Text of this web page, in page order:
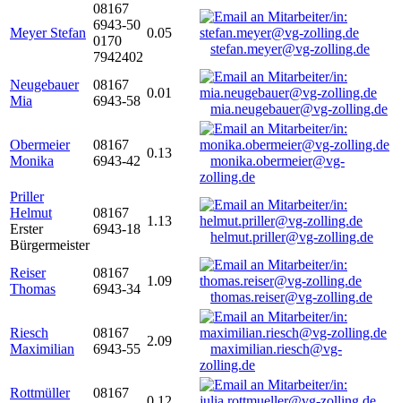
Meyer Stefan
08167
6943-50
0170
7942402
0.05
stefan.meyer@vg-zolling.de
Neugebauer
Mia
08167
6943-58
0.01
mia.neugebauer@vg-zolling.de
Obermeier
Monika
08167
6943-42
0.13
monika.obermeier@vg-
zolling.de
Priller
Helmut
Erster
Bürgermeister
08167
6943-18
1.13
helmut.priller@vg-zolling.de
Reiser
Thomas
08167
6943-34
1.09
thomas.reiser@vg-zolling.de
Riesch
Maximilian
08167
6943-55
2.09
maximilian.riesch@vg-
zolling.de
Rottmüller
08167